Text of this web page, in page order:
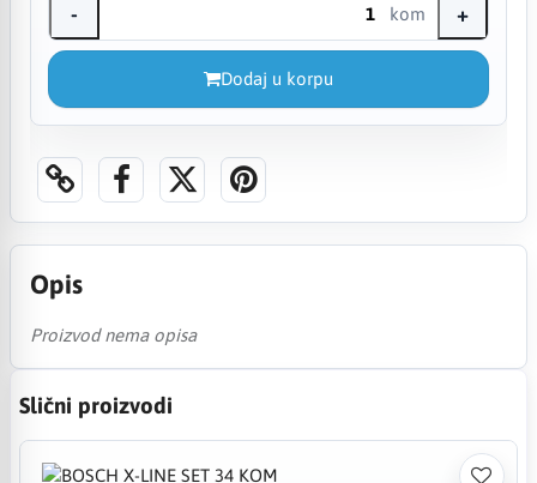
- kom +
Dodaj u korpu
Opis
Proizvod nema opisa
Slični proizvodi